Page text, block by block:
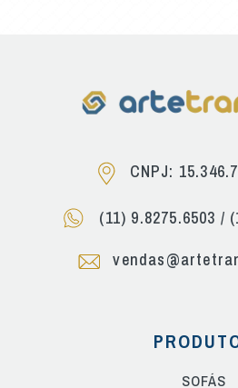
CNPJ:
(11) 9.8275.6503 /
SOFÁS